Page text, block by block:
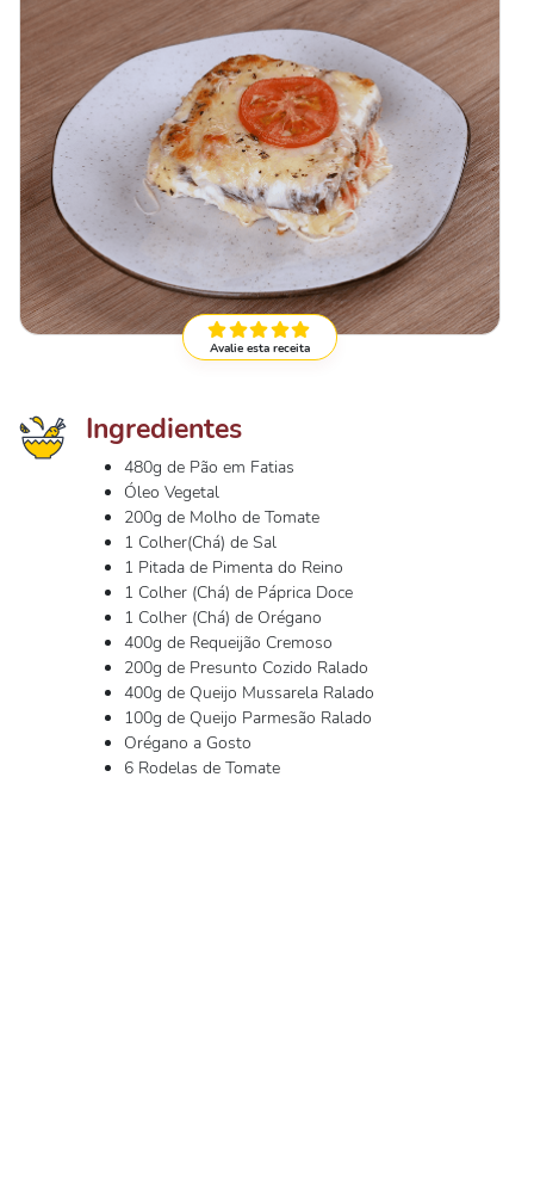
Avalie esta receita
Ingredientes
480g de Pão em Fatias
Óleo Vegetal
200g de Molho de Tomate
1 Colher(Chá) de Sal
1 Pitada de Pimenta do Reino
1 Colher (Chá) de Páprica Doce
1 Colher (Chá) de Orégano
400g de Requeijão Cremoso
200g de Presunto Cozido Ralado
400g de Queijo Mussarela Ralado
100g de Queijo Parmesão Ralado
Orégano a Gosto
6 Rodelas de Tomate